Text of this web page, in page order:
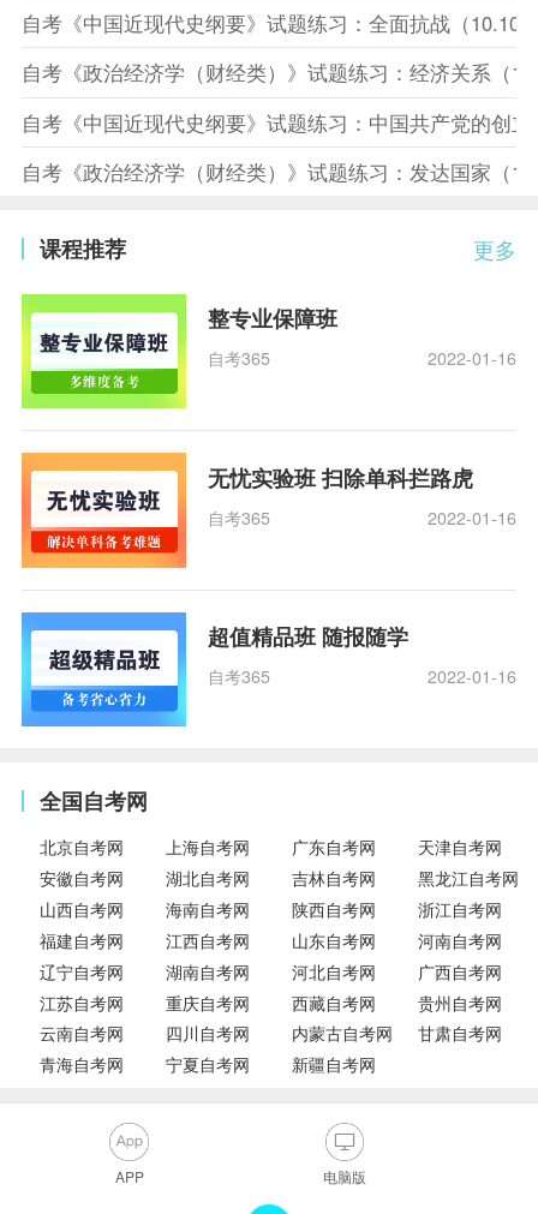
自考《中国近现代史纲要》试题练习：全面抗战（10.10
自考《政治经济学（财经类）》试题练习：经济关系（
自考《中国近现代史纲要》试题练习：中国共产党的创立
自考《政治经济学（财经类）》试题练习：发达国家（
更多
课程推荐
整专业保障班
自考365 2022-01-16
无忧实验班 扫除单科拦路虎
自考365 2022-01-16
超值精品班 随报随学
自考365 2022-01-16
全国自考网
北京自考网 上海自考网 广东自考网
天津自考网
安徽自考网
湖北自考网 吉林自考网
黑龙江自考网
山西自考网
海南自考网 陕西自考网
浙江自考网
福建自考网
江西自考网 山东自考网
河南自考网
辽宁自考网
湖南自考网 河北自考网
广西自考网
江苏自考网
重庆自考网 西藏自考网
贵州自考网
云南自考网
四川自考网 内蒙古自考网
甘肃自考网
青海自考网
宁夏自考网 新疆自考网
APP 电脑版